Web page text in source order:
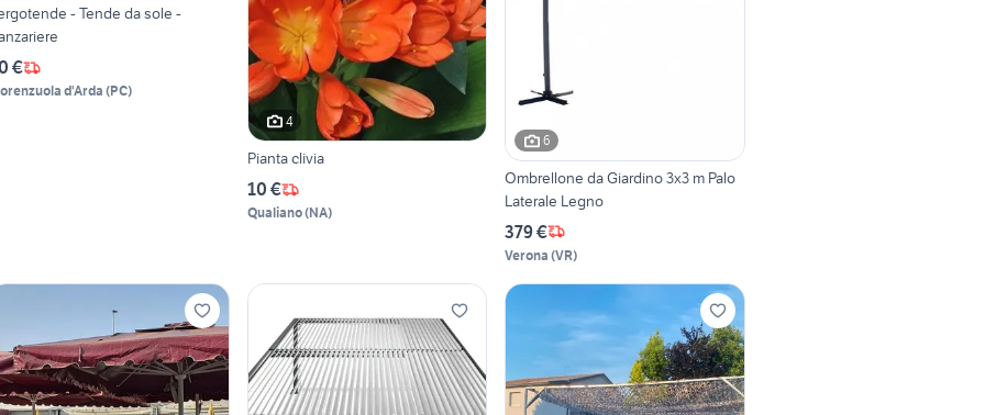
- Tende da sole -
€
d'Arda (PC)
4
Pianta clivia
10 €
Qualiano(NA)
6
Ombrellone da Giardino 3x3 m Palo
Laterale Legno
379 €
Verona (VR)